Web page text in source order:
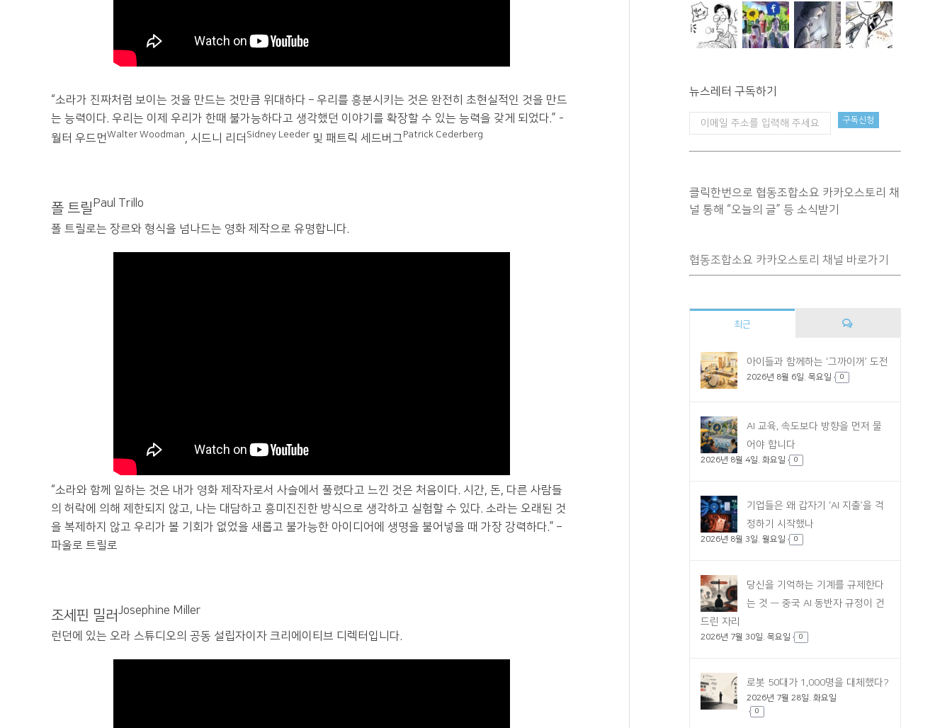
“소라가 진짜처럼 보이는 것을 만드는 것만큼 위대하다 – 우리를 흥분시키는 것은 완전히 초현실적인 것을 만드
는 능력이다. 우리는 이제 우리가 한때 불가능하다고 생각했던 이야기를 확장할 수 있는 능력을 갖게 되었다.” -
월터 우드먼Walter Woodman, 시드니 리더 Sidney Leeder 및 패트릭 세드버그 Patrick Cederberg
폴 트릴 Paul Trillo
폴 트릴로는 장르와 형식을 넘나드는 영화 제작으로 유명합니다.
“소라와 함께 일하는 것은 내가 영화 제작자로서 사슬에서 풀렸다고 느낀 것은 처음이다. 시간, 돈, 다른 사람들
의 허락에 의해 제한되지 않고, 나는 대담하고 흥미진진한 방식으로 생각하고 실험할 수 있다. 소라는 오래된 것
을 복제하지 않고 우리가 볼 기회가 없었을 새롭고 불가능한 아이디어에 생명을 불어넣을 때 가장 강력하다.” –
파울로 트릴로
조세핀 밀러Josephine Miller
런던에 있는 오라 스튜디오의 공동 설립자이자 크리에이티브 디렉터입니다.
뉴스레터 구독하기
클릭한번으로 협동조합소요 카카오스토리 채
널 통해 “오늘의 글” 등 소식받기
협동조합소요 카카오스토리 채널 바로가기
최근
아이들과 함께하는 ‘그까이꺼’ 도전
2026년 8월 6일. 목요일 0
AI 교육, 속도보다 방향을 먼저 물
어야 합니다
2026년 8월 4일. 화요일 0
기업들은 왜 갑자기 ‘AI 지출’을 걱
정하기 시작했나
2026년 8월 3일. 월요일 0
당신을 기억하는 기계를 규제한다
는 것 — 중국 AI 동반자 규정이 건
드린 자리
2026년 7월 30일. 목요일 0
로봇 50대가 1,000명을 대체했다?
2026년 7월 28일. 화요일
0